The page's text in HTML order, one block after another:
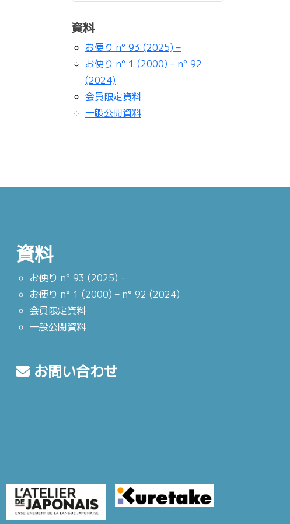
資料
お便り n° 93 (2025) –
お便り n° 1 (2000) – n° 92
(2024)
会員限定資料
一般公開資料
資料
お便り n° 93 (2025) –
お便り n° 1 (2000) – n° 92 (2024)
会員限定資料
一般公開資料
お問い合わせ